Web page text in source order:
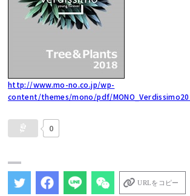
http://www.mo-no.co.jp/wp-
content/themes/mono/pdf/
0
URLをコピー